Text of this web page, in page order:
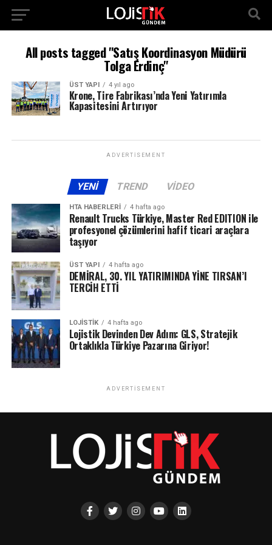
All posts tagged "Satış Koordinasyon Müdürü
Tolga Erdinç"
ÜST YAPI 4 yıl ago
Krone, Tire Fabrikası’nda Yeni Yatırımla
Kapasitesini Artırıyor
ADVERTISEMENT
YENI TREND VIDEO
HTA HABERLERI 4 hafta ago
Renault Trucks Türkiye, Master Red EDITION ile
profesyonel çözümlerini hafif ticari araçlara
taşıyor
ÜST YAPI 4 hafta ago
DEMİRAL, 30. YIL YATIRIMINDA YİNE TIRSAN’I
TERCİH ETTİ
LOJISTIK 4 hafta ago
Lojistik Devinden Dev Adım: GLS, Stratejik
Ortaklıkla Türkiye Pazarına Giriyor!
ADVERTISEMENT